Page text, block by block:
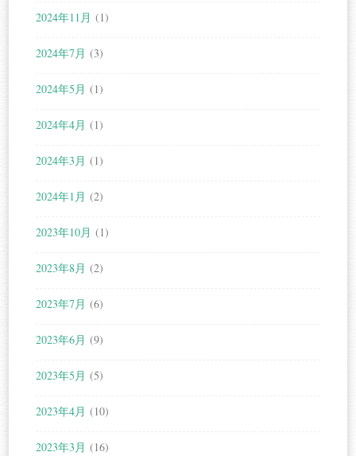
2024年11月 (1)
2024年7月 (3)
2024年5月 (1)
2024年4月 (1)
2024年3月 (1)
2024年1月 (2)
2023年10月 (1)
2023年8月 (2)
2023年7月 (6)
2023年6月 (9)
2023年5月 (5)
2023年4月 (10)
2023年3月 (16)